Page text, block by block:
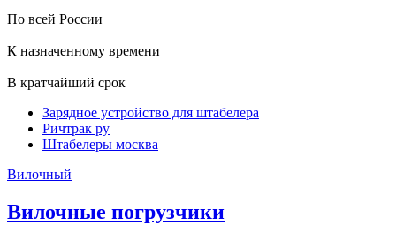
По всей России
К назначенному времени
В кратчайший срок
Зарядное устройство для штабелера
Ричтрак ру
Штабелеры москва
Вилочный
Вилочные погрузчики